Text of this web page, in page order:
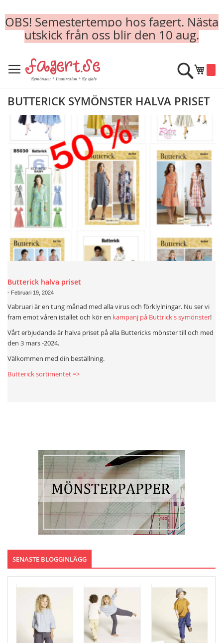
OBS! Semestertempo hos fagert. Nästa
utskick från oss blir den 10 aug.
to
Content
Min
Sök
BUTTERICK SYMÖNSTER HALVA PRISET
Butterick halva priset
- Februari 19, 2024
Vabruari är en tung månad med alla virus och förklylningar. Nu ser vi
fram emot våren istället och kör en kampanj på Buttrick's symönster!
Vårt erbjudande är halva priset på alla Buttericks mönster till och med
den 3 mars -2024.
Välkommen med din beställning.
Butterick sortimentet =>
SENASTE BLOGGINLÄGG